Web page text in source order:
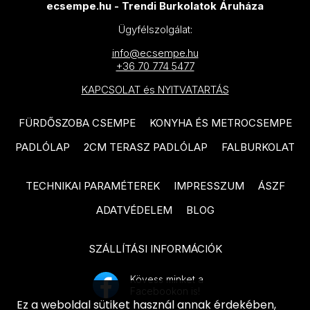
PARADYZ Fuentes termékcsalád
PARADYZ Puris termékcsalád
PARADYZ Urban Colours
termékcsalád
TAU Bianchi termékcsalád
TAU Mailocia termékcsalád
termékcsalád
DOMINO Dover termékcsalád
DOMINO Tibi termékcsalád
MAINZU Aterra termékcsalád
MAINZU Murales Optym
MAINZU Florentine termékcsalád
MAINZU Taipei termékcsalád
MAINZU Greece termékcsalád
MAINZU Halo termékcsalád
MAINZU Mikron termékcsalád
MAINZU Vintage termékcsalád
MAINZU Onix termékcsalád
MAINZU Normandy termékcsalád
ecsempe.hu - Trendi Burkolatok Áruháza
Ügyfélszolgálat:
info@ecsempe.hu
+36 70 774 5477
KAPCSOLAT és NYITVATARTÁS
FÜRDŐSZOBA CSEMPE
KONYHA ÉS METROCSEMPE
PADLÓLAP
2CM TERASZ PADLÓLAP FALBURKOLAT
TECHNIKAI PARAMÉTEREK IMPRESSZUM
ÁSZF
ADATVÉDELEM
BLOG
SZÁLLÍTÁSI INFORMÁCIÓK
Kövess minket a
Facebookon is!
Ez a weboldal sütiket használ annak érdekében,